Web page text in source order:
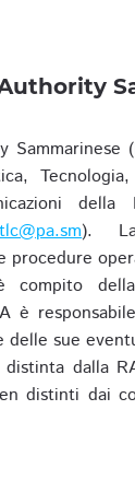
Sammarinese
tlc@pa.sm).
procedure
compito
è
delle sue
dalla
distinti dai